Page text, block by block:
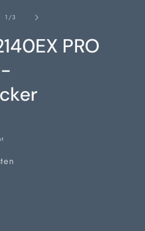
1/von
3
PRO